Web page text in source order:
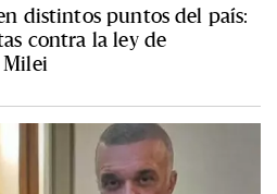
distintos puntos del país:
contra la ley de
Milei